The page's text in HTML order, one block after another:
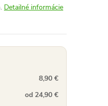
Detailné informácie
8,90 €
od 24,90 €